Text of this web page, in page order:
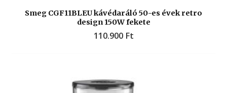
Smeg CGF11BLEU kávédaráló 50-es évek retro
design 150W fekete
110.900 Ft